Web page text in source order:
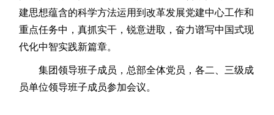
建思想蕴含的科学方法运用到改革发展党建中心工作和
重点任务中，真抓实干，锐意进取，奋力谱写中国式现
代化中智实践新篇章。
集团领导班子成员，总部全体党员，各二、三级成
员单位领导班子成员参加会议。